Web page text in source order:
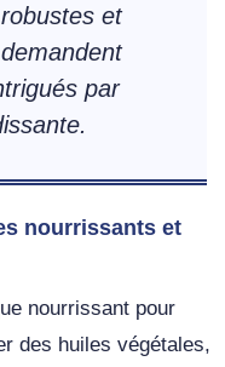
et
par
nourrissants et
nourrissant pour
des huiles végétales,